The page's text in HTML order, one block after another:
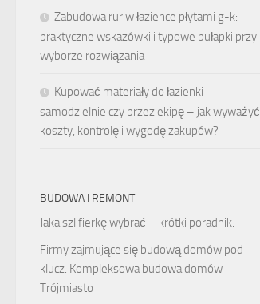
Zabudowa rur w łazience płytami g-k:
praktyczne wskazówki i typowe pułapki przy
wyborze rozwiązania
Kupować materiały do łazienki
samodzielnie czy przez ekipę – jak wyważyć
koszty, kontrolę i wygodę zakupów?
BUDOWA I REMONT
Jaka szlifierkę wybrać – krótki poradnik.
Firmy zajmujące się budową domów pod
klucz. Kompleksowa budowa domów
Trójmiasto